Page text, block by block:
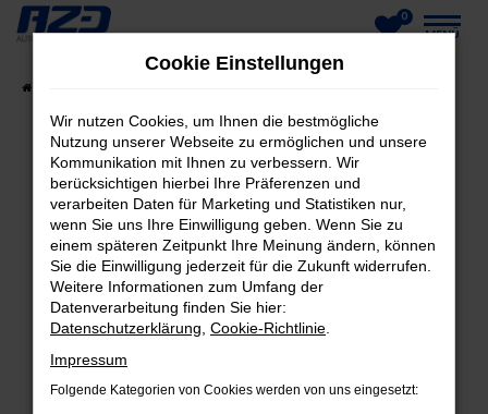
Zum
springen
0
MENÜ
FEHLER: NETWORK ERROR
Beim Laden ist ein Fehler aufgetreten.
Hier sind ein paar Tipps, die dir helfen können:
Überprüfe deine Firewall und deine
Internetverbindung.
Laden andere Webseiten, zum Beispiel deine
Suchmaschine?
Cookie Einstellungen
Wir nutzen Cookies, um Ihnen die bestmögliche
Nutzung unserer Webseite zu ermöglichen und unsere
Kommunikation mit Ihnen zu verbessern. Wir
berücksichtigen hierbei Ihre Präferenzen und
verarbeiten Daten für Marketing und Statistiken nur,
wenn Sie uns Ihre Einwilligung geben. Wenn Sie zu
einem späteren Zeitpunkt Ihre Meinung ändern, können
Sie die Einwilligung jederzeit für die Zukunft widerrufen.
Weitere Informationen zum Umfang der
Datenverarbeitung finden Sie hier:
Datenschutzerklärung Cookie-Richtlinie
Impressum
Folgende Kategorien von Cookies werden von uns eingesetzt: